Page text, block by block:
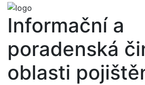
Informační a
poradenská
oblasti